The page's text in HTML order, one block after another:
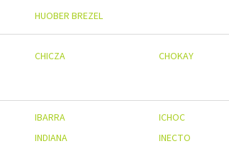
HUOBER BREZEL
CHICZA
CHOKAY
IBARRA
ICHOC
INDIANA
INECTO